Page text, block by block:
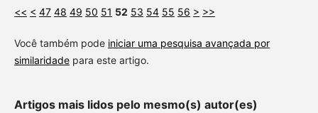
<< < 47 48 49 50 51 52 53 54 55 56 > >>
Você também pode iniciar uma pesquisa avançada por
similaridadepara este artigo.
Artigos mais lidos pelo mesmo(s) autor(es)